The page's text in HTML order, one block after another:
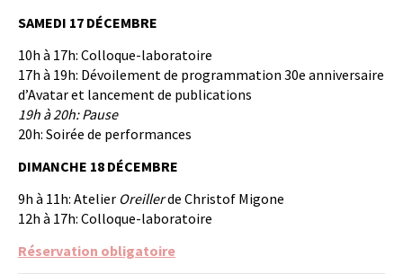
SAMEDI 17 DÉCEMBRE
10h à 17h: Colloque-laboratoire
17h à 19h: Dévoilement de programmation 30e anniversaire
d’Avatar et lancement de publications
19h à 20h: Pause
20h: Soirée de performances
DIMANCHE 18 DÉCEMBRE
9h à 11h: Atelier Oreillerde Christof Migone
12h à 17h: Colloque-laboratoire
Réservation obligatoire